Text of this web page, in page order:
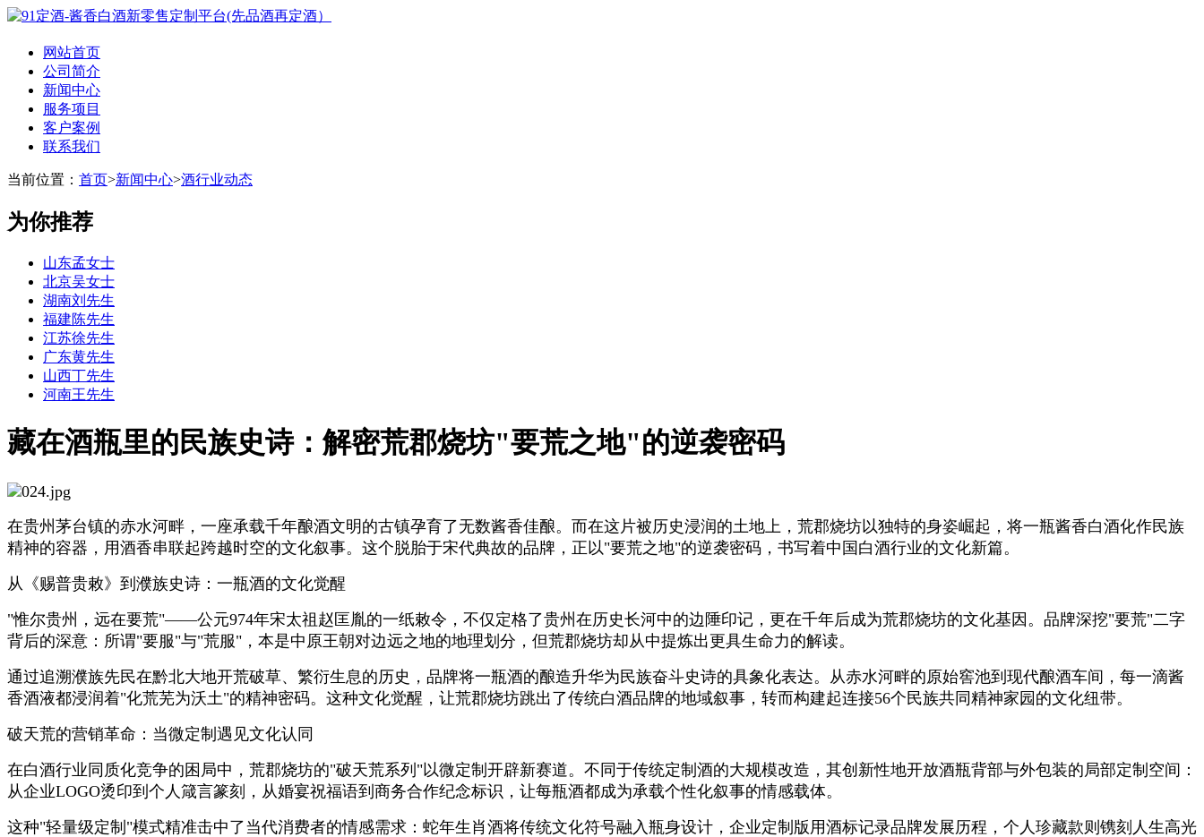
网站首页
公司简介
新闻中心
服务项目
客户案例
联系我们
当前位置： 首页>新闻中心>酒行业动态
为你推荐
山东孟女士
北京吴女士
湖南刘先生
福建陈先生
江苏徐先生
广东黄先生
山西丁先生
河南王先生
藏在酒瓶里的民族史诗：解密荒郡烧坊"要荒之地"的逆袭密码
在贵州茅台镇的赤水河畔，一座承载千年酿酒文明的古镇孕育了无数酱香佳酿。而在这片被历史浸润的土地上，荒郡烧坊以独特的身姿崛起，将一瓶酱香白酒化作民族
精神的容器，用酒香串联起跨越时空的文化叙事。这个脱胎于宋代典故的品牌，正以"要荒之地"的逆袭密码，书写着中国白酒行业的文化新篇。
从《赐普贵敕》到濮族史诗：一瓶酒的文化觉醒
"惟尔贵州，远在要荒"——公元974年宋太祖赵匡胤的一纸敕令，不仅定格了贵州在历史长河中的边陲印记，更在千年后成为荒郡烧坊的文化基因。品牌深挖"要荒"二字
背后的深意：所谓"要服"与"荒服"，本是中原王朝对边远之地的地理划分，但荒郡烧坊却从中提炼出更具生命力的解读。
通过追溯濮族先民在黔北大地开荒破草、繁衍生息的历史，品牌将一瓶酒的酿造升华为民族奋斗史诗的具象化表达。从赤水河畔的原始窖池到现代酿酒车间，每一滴酱
香酒液都浸润着"化荒芜为沃土"的精神密码。这种文化觉醒，让荒郡烧坊跳出了传统白酒品牌的地域叙事，转而构建起连接56个民族共同精神家园的文化纽带。
破天荒的营销革命：当微定制遇见文化认同
在白酒行业同质化竞争的困局中，荒郡烧坊的"破天荒系列"以微定制开辟新赛道。不同于传统定制酒的大规模改造，其创新性地开放酒瓶背部与外包装的局部定制空间：
从企业LOGO烫印到个人箴言篆刻，从婚宴祝福语到商务合作纪念标识，让每瓶酒都成为承载个性化叙事的情感载体。
这种"轻量级定制"模式精准击中了当代消费者的情感需求：蛇年生肖酒将传统文化符号融入瓶身设计，企业定制版用酒标记录品牌发展历程，个人珍藏款则镌刻人生高光